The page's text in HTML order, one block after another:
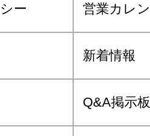
ー 営業カレ
新着情報
Q&A掲示板